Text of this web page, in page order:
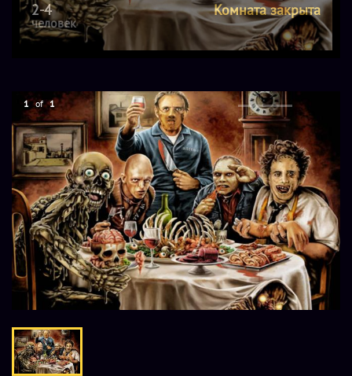
2-4
человек
Комната закрыта
1 of 1